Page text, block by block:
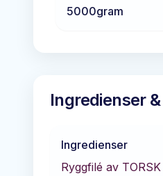
5000gram
Ingredienser
Ingredienser
Ryggfilé av